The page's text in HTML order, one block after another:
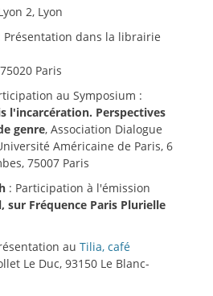
2, Lyon
Présentation dans la librairie
Paris
au Symposium :
l'incarcération. Perspectives
genre, Association Dialogue
Américaine de Paris, 6
75007 Paris
: Participation à l'émission
sur Fréquence Paris Plurielle
au Tilia, café
Le Duc, 93150 Le Blanc-